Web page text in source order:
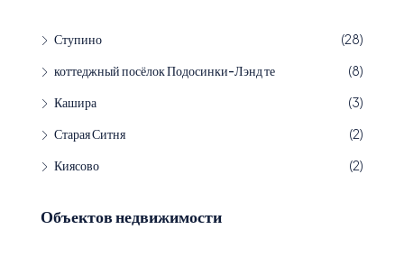
Ступино
(28)
коттеджный посёлок Подосинки-Лэнд те
(8)
Кашира
(3)
Старая Ситня
(2)
Киясово
(2)
Объектов недвижимости